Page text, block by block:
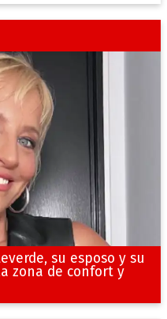
su esposo y su
zona de confort y